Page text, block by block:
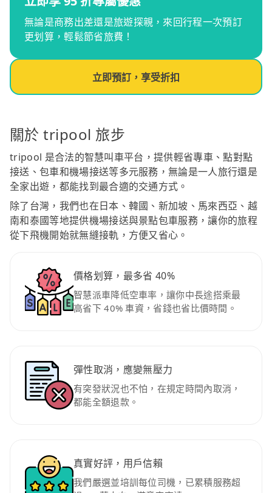
無論是商務出差還是旅遊探親，來回行程一次預訂
更划算，輕鬆節省旅費！
立即預訂，享受折扣
關於 tripool 旅步
tripool 是合法的智慧叫車平台，提供輕省專車、點對點
接送、包車和機場接送等多元服務，無論是一人旅行還是
全家出遊，都能找到最合適的交通方式。
除了台灣，我們也在日本、韓國、新加坡、馬來西亞、越
南和泰國等地提供機場接送與景點包車服務，讓你的旅程
從下飛機開始就無縫接軌，方便又省心。
價格划算，最多省 40%
智慧派車降低空車率，讓你中長途搭乘最
高省下 40% 車資，省錢也省比價時間。
彈性取消，應變無壓力
有突發狀況也不怕，在規定時間內取消，
都能全額退款。
真實好評，用戶信賴
我們嚴選並培訓每位司機，已累積服務超